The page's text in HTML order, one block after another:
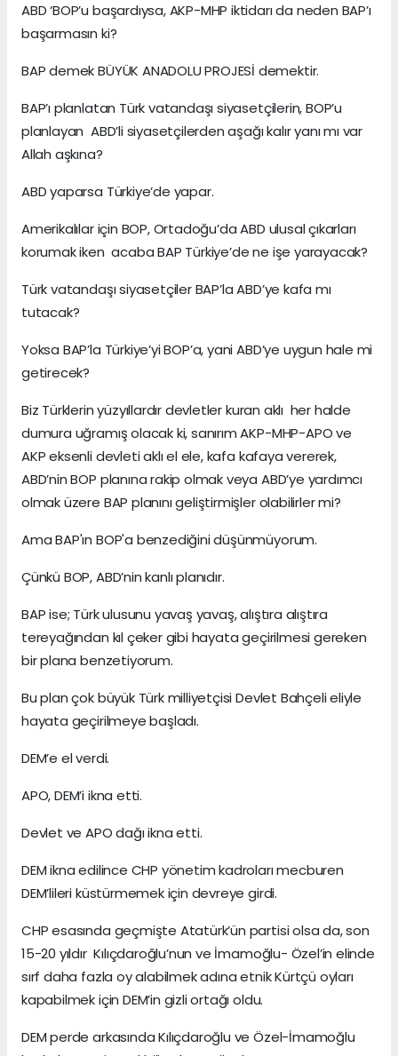
ABD ‘BOP’u başardıysa, AKP-MHP iktidarı da neden BAP’ı
başarmasın ki?
BAP demek BÜYÜK ANADOLU PROJESİ demektir.
BAP’ı planlatan Türk vatandaşı siyasetçilerin, BOP’u
planlayan ABD’li siyasetçilerden aşağı kalır yanı mı var
Allah aşkına?
ABD yaparsa Türkiye’de yapar.
Amerikalılar için BOP, Ortadoğu’da ABD ulusal çıkarları
korumak iken acaba BAP Türkiye’de ne işe yarayacak?
Türk vatandaşı siyasetçiler BAP’la ABD’ye kafa mı
tutacak?
Yoksa BAP’la Türkiye’yi BOP’a, yani ABD’ye uygun hale mi
getirecek?
Biz Türklerin yüzyıllardır devletler kuran aklı her halde
dumura uğramış olacak ki, sanırım AKP-MHP-APO ve
AKP eksenli devleti aklı el ele, kafa kafaya vererek,
ABD’nin BOP planına rakip olmak veya ABD’ye yardımcı
olmak üzere BAP planını geliştirmişler olabilirler mi?
Ama BAP'ın BOP'a benzediğini düşünmüyorum.
Çünkü BOP, ABD’nin kanlı planıdır.
BAP ise; Türk ulusunu yavaş yavaş, alıştıra alıştıra
tereyağından kıl çeker gibi hayata geçirilmesi gereken
bir plana benzetiyorum.
Bu plan çok büyük Türk milliyetçisi Devlet Bahçeli eliyle
hayata geçirilmeye başladı.
DEM’e el verdi.
APO, DEM’i ikna etti.
Devlet ve APO dağı ikna etti.
DEM ikna edilince CHP yönetim kadroları mecburen
DEM’lileri küstürmemek için devreye girdi.
CHP esasında geçmişte Atatürk’ün partisi olsa da, son
15-20 yıldır Kılıçdaroğlu’nun ve İmamoğlu- Özel’in elinde
sırf daha fazla oy alabilmek adına etnik Kürtçü oyları
kapabilmek için DEM’in gizli ortağı oldu.
DEM perde arkasında Kılıçdaroğlu ve Özel-İmamoğlu